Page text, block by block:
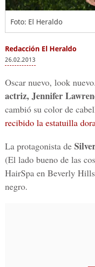
Foto: El Heraldo
Redacción El Heraldo
26.02.2013
Oscar nuevo, look
actriz, Jennifer
cambió su color de
recibido la estatuilla
La protagonista de
(El lado bueno de las
HairSpa en Beverly
negro.